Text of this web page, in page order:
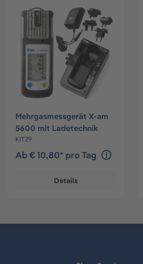
Mehrgasmessgerät X-am
5600 mit Ladetechnik
KIT29
Ab € 10,80* pro Tag
Details